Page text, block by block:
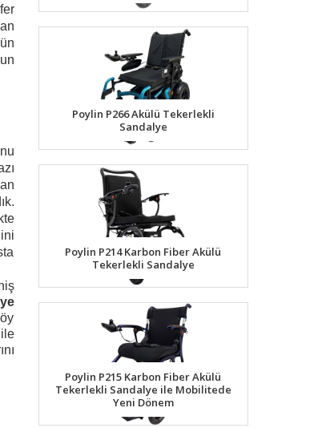
ile
Poylin P266 Akülü Tekerlekli
Sandalye
Poylin P214 Karbon Fiber Akülü
Tekerlekli Sandalye
Poylin P215 Karbon Fiber Akülü
Tekerlekli Sandalye ile Mobilitede
Yeni Dönem